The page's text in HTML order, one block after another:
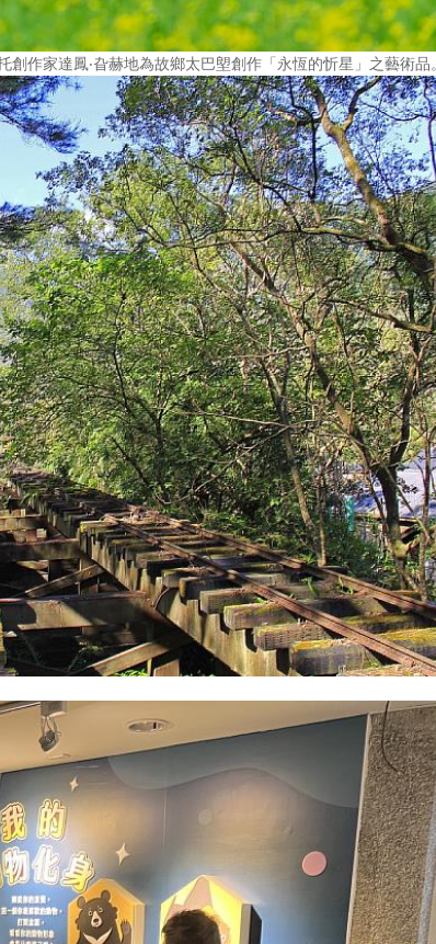
作家達鳳‧旮赫地為故鄉太巴塱創作「永恆的忻星」之藝術品